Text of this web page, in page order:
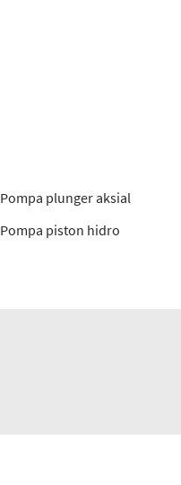
Pompa plunger aksial
Pompa piston hidro